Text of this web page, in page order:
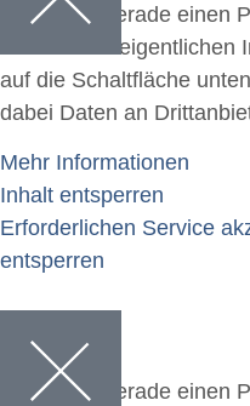
Sie sehen gerade einen
Um auf den
auf die Schaltfläche
dabei Daten an
Mehr Informationen
Inhalt entsperren
Erforderlichen Service
entsperren
Sie sehen gerade einen